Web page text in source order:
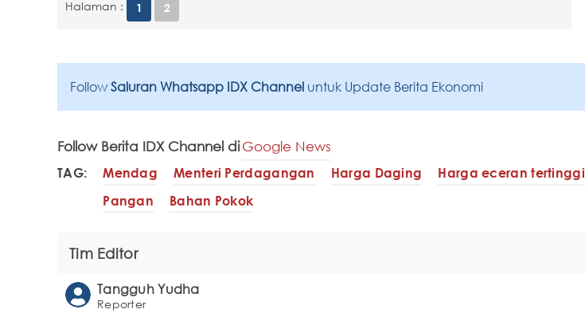
Halaman : 1 2
Follow Saluran Whatsapp IDX Channel untuk Update Berita Ekonomi
Follow Berita IDX Channel diGoogle News
TAG: Mendag Menteri Perdagangan Harga Daging Harga eceran tertinggi
Pangan
Bahan Pokok
Tim Editor
Tangguh Yudha
Reporter